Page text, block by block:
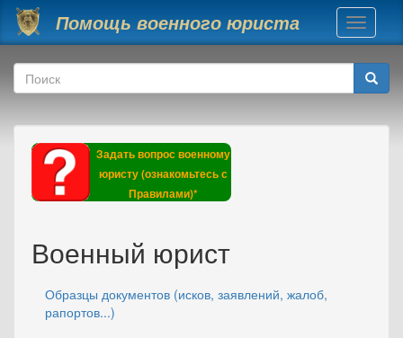
Перейти к основному содержанию
Помощь военного юриста
Toggle
Форма поиска
Поиск
Задать вопрос военному
юристу (ознакомьтесь с
Правилами)*
Военный юрист
Образцы документов (исков, заявлений, жалоб,
рапортов...)